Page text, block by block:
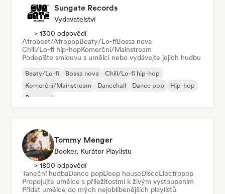
Sungate Records
Vydavatelství
> 1300 odpovědí
Afrobeat/AfropopBeaty/Lo-fiBossa nova
Chill/Lo-fi hip-hopKomerční/Mainstream
Podepište smlouvu s umělci nebo vydávejte jejich hudbu
Beaty/Lo-fi Bossa nova
Chill/Lo-fi hip-hop
Komerční/Mainstream
Dancehall Dance pop
Hip-hop
Pop-soul
Tommy Menger
Booker, Kurátor Playlistu
> 1800 odpovědí
Taneční hudbaDance popDeep houseDiscoElectropop
Propojujte umělce s příležitostmi k živým vystoupením
Přidat umělce do mých nejoblíbenějších playlistů